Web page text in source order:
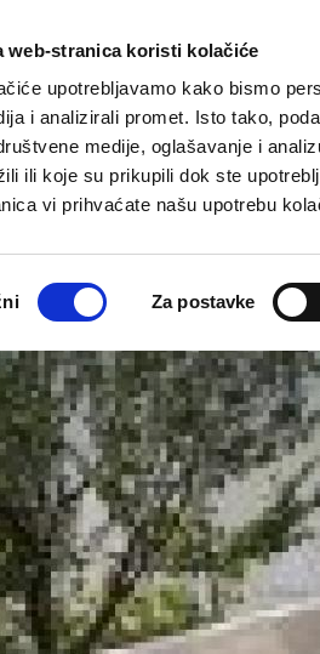
web-stranica koristi kolačiće
upotrebljavamo kako bismo
i analizirali promet. Isto tako,
medije, oglašavanje i
ili koje su prikupili dok ste
vi prihvaćate našu upotrebu
Za postavke
Početna Turistička